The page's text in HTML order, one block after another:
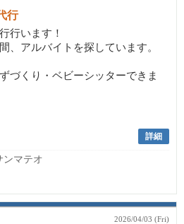
行
行います！
、アルバイトを探しています。
づくり・ベビーシッターできま
詳細
ンマテオ
2026/04/03 (Fri)